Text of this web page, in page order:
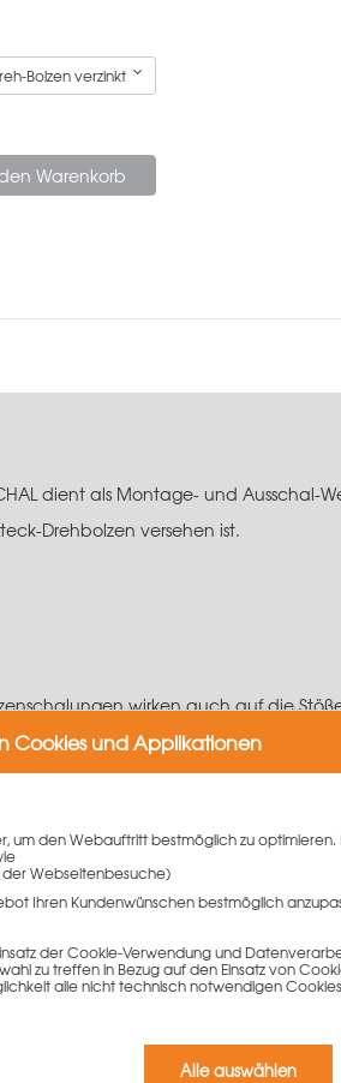
Bolzen verzinkt
Warenkorb
dient als Montage- und Ausschal-
Drehbolzen versehen ist.
wirken auch auf die
einfach lösen zu können, wird
Hebelarm erleichtert das Drehen.
Information.
Cookies und Applikationen
den Webauftritt bestmöglich zu optimieren.
Webseitenbesuche)
Ihren Kundenwünschen bestmöglich
der Cookie-Verwendung und
zu treffen in Bezug auf den Einsatz von
alle nicht technisch notwendigen
Alle auswählen